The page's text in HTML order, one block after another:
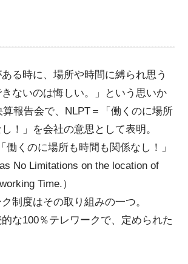
る時に、場所や時間に縛られ思う
ないのは悔しい。」という思いか
算報告会で、NLPT＝「働くのに場所
！」を会社の意思として表明。
働くのに場所も時間も関係なし！」
No Limitations on the location of
Time.）
制度はその取り組みの一つ。
な100％テレワークで、定められた